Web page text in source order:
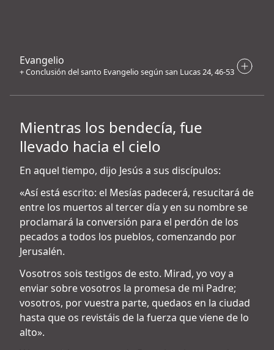
Evangelio
+ Conclusión del santo Evangelio según san Lucas 24, 46-53
Mientras los bendecía, fue
llevado hacia el cielo
En aquel tiempo, dijo Jesús a sus discípulos:
«Así está escrito: el Mesías padecerá, resucitará de
entre los muertos al tercer día y en su nombre se
proclamará la conversión para el perdón de los
pecados a todos los pueblos, comenzando por
Jerusalén.
Vosotros sois testigos de esto. Mirad, yo voy a
enviar sobre vosotros la promesa de mi Padre;
vosotros, por vuestra parte, quedaos en la ciudad
hasta que os revistáis de la fuerza que viene de lo
alto».